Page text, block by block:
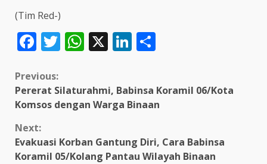
(Tim Red-)
Facebook
Twitter
WhatsApp
X LinkedIn
Continue
Reading
Previous:
Pererat Silaturahmi, Babinsa Koramil 06/Kota
Komsos dengan Warga Binaan
Next:
Evakuasi Korban Gantung Diri, Cara Babinsa
Koramil 05/Kolang Pantau Wilayah Binaan